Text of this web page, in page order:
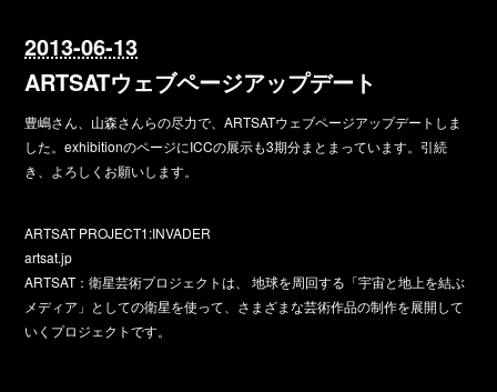
2013-06-13
ARTSATウェブページアップデート
豊嶋さん、山森さんらの尽力で、ARTSATウェブページアップデートしま
した。exhibitionのページにICCの展示も3期分まとまっています。引続
き、よろしくお願いします。
ARTSAT PROJECT1:INVADER
artsat.jp
ARTSAT：衛星芸術プロジェクトは、 地球を周回する「宇宙と地上を結ぶ
メディア」としての衛星を使って、さまざまな芸術作品の制作を展開して
いくプロジェクトです。